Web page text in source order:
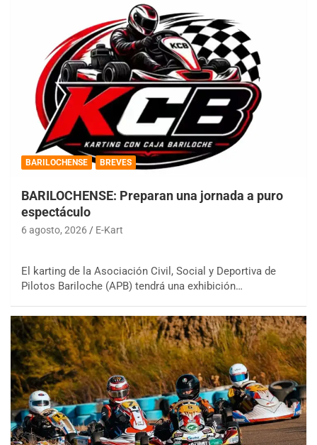
BARILOCHENSE BREVES
BARILOCHENSE: Preparan una jornada a puro
espectáculo
6 agosto, 2026 E-Kart
El karting de la Asociación Civil, Social y Deportiva de
Pilotos Bariloche (APB) tendrá una exhibición…